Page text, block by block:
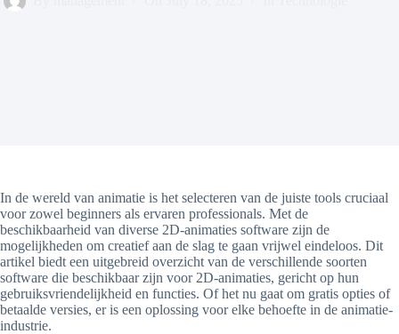
In de wereld van animatie is het selecteren van de juiste tools cruciaal
voor zowel beginners als ervaren professionals. Met de
beschikbaarheid van diverse 2D-animaties software zijn de
mogelijkheden om creatief aan de slag te gaan vrijwel eindeloos. Dit
artikel biedt een uitgebreid overzicht van de verschillende soorten
software die beschikbaar zijn voor 2D-animaties, gericht op hun
gebruiksvriendelijkheid en functies. Of het nu gaat om gratis opties of
betaalde versies, er is een oplossing voor elke behoefte in de animatie-
industrie.